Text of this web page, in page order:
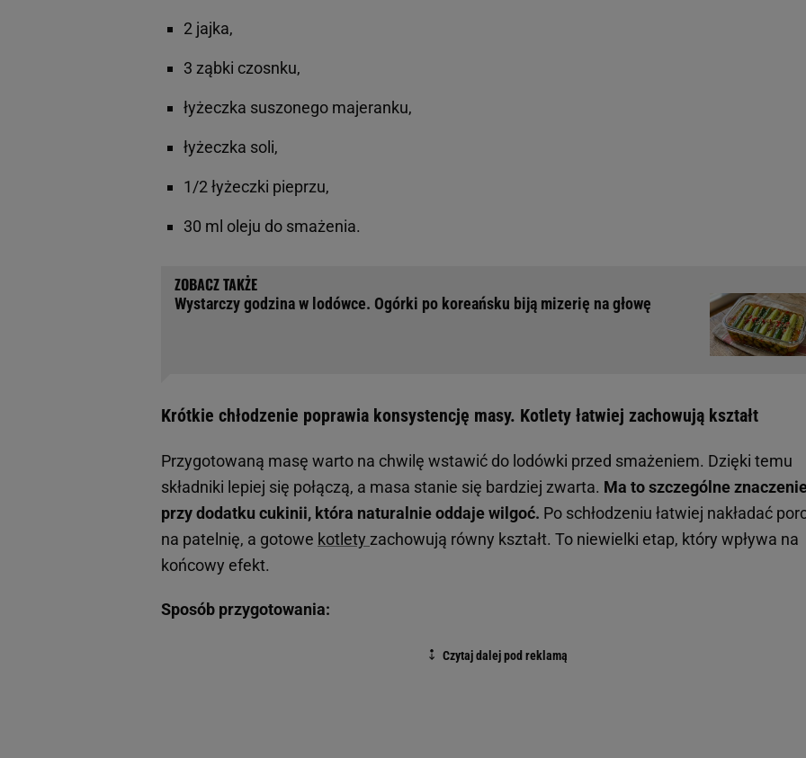
2 jajka,
3 ząbki czosnku,
łyżeczka suszonego majeranku,
łyżeczka soli,
1/2 łyżeczki pieprzu,
30 ml oleju do smażenia.
Wystarczy godzina w lodówce. Ogórki po koreańsku biją mizerię na głowę
Krótkie chłodzenie poprawia konsystencję masy. Kotlety łatwiej zachowują kształt
Przygotowaną masę warto na chwilę wstawić do lodówki przed smażeniem. Dzięki temu
składniki lepiej się połączą, a masa stanie się bardziej zwarta. Ma to szczególne
przy dodatku cukinii, która naturalnie oddaje wilgoć. Po schłodzeniu łatwiej nakładać
na patelnię, a gotowe kotlety zachowują równy kształt. To niewielki etap, który wpływa na
końcowy efekt.
Sposób przygotowania: